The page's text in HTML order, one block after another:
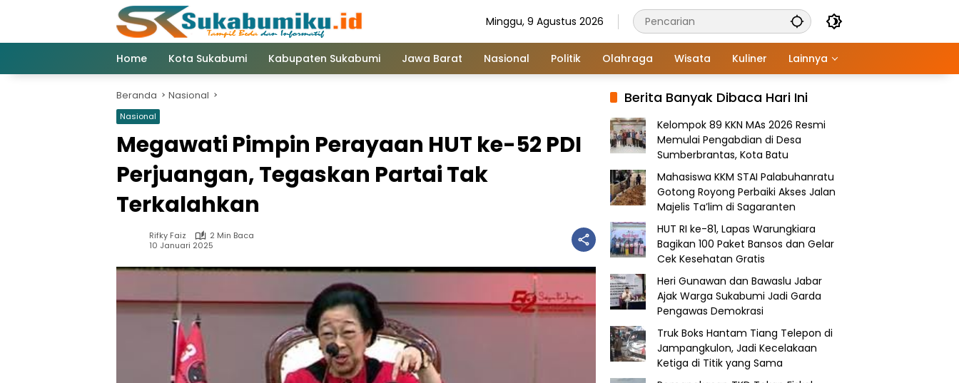
Minggu, 9 Agustus 2026
Home Kota Sukabumi Kabupaten Sukabumi Jawa Barat Nasional Politik Olahraga Wisata Kuliner Lainnya
Beranda Nasional
Nasional
Megawati Pimpin Perayaan HUT ke-52 PDI
Perjuangan, Tegaskan Partai Tak
Terkalahkan
Rifky Faiz
2 Min Baca
10 Januari 2025
Berita Banyak Dibaca Hari Ini
Kelompok 89 KKN MAs 2026 Resmi
Memulai Pengabdian di Desa
Sumberbrantas, Kota Batu
Mahasiswa KKM STAI Palabuhanratu
Gotong Royong Perbaiki Akses Jalan
Majelis Ta’lim di Sagaranten
HUT RI ke-81, Lapas Warungkiara
Bagikan 100 Paket Bansos dan Gelar
Cek Kesehatan Gratis
Heri Gunawan dan Bawaslu Jabar
Ajak Warga Sukabumi Jadi Garda
Pengawas Demokrasi
Truk Boks Hantam Tiang Telepon di
Jampangkulon, Jadi Kecelakaan
Ketiga di Titik yang Sama